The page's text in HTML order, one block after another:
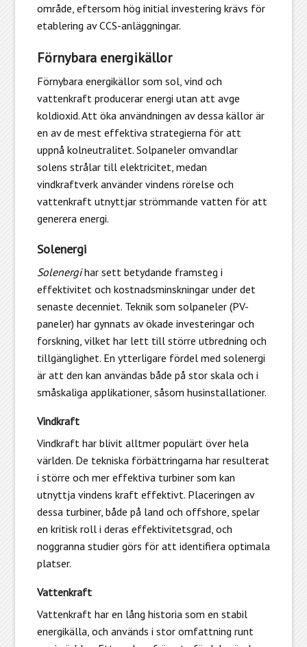
område, eftersom hög initial investering krävs för
etablering av CCS-anläggningar.
Förnybara energikällor
Förnybara energikällor som sol, vind och
vattenkraft producerar energi utan att avge
koldioxid. Att öka användningen av dessa källor är
en av de mest effektiva strategierna för att
uppnå kolneutralitet. Solpaneler omvandlar
solens strålar till elektricitet, medan
vindkraftverk använder vindens rörelse och
vattenkraft utnyttjar strömmande vatten för att
generera energi.
Solenergi
Solenergihar sett betydande framsteg i
effektivitet och kostnadsminskningar under det
senaste decenniet. Teknik som solpaneler (PV-
paneler) har gynnats av ökade investeringar och
forskning, vilket har lett till större utbredning och
tillgänglighet. En ytterligare fördel med solenergi
är att den kan användas både på stor skala och i
småskaliga applikationer, såsom husinstallationer.
Vindkraft
Vindkrafthar blivit alltmer populärt över hela
världen. De tekniska förbättringarna har resulterat
i större och mer effektiva turbiner som kan
utnyttja vindens kraft effektivt. Placeringen av
dessa turbiner, både på land och offshore, spelar
en kritisk roll i deras effektivitetsgrad, och
noggranna studier görs för att identifiera optimala
platser.
Vattenkraft
Vattenkraft har en lång historia som en stabil
energikälla, och används i stor omfattning runt